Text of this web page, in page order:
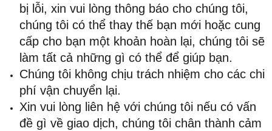
bị lỗi, xin vui lòng thông báo cho chúng tôi,
chúng tôi có thể thay thế bạn mới hoặc cung
cấp cho bạn một khoản hoàn lại, chúng tôi sẽ
làm tất cả những gì có thể để giúp bạn.
Chúng tôi không chịu trách nhiệm cho các chi
phí vận chuyển lại.
Xin vui lòng liên hệ với chúng tôi nếu có vấn
đề gì về giao dịch, chúng tôi chân thành cảm